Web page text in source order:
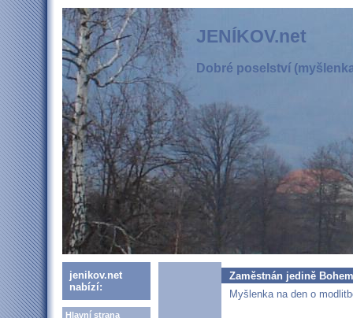
JENÍKOV.net
Dobré poselství
jenikov.net
nabízí:
Hlavní strana
Zaměstnán jedině Bohem
Myšlenka na den o